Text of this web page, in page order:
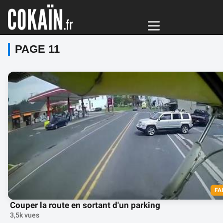
PAGE 11
Couper la route en sortant d'un parking
3,5k vues